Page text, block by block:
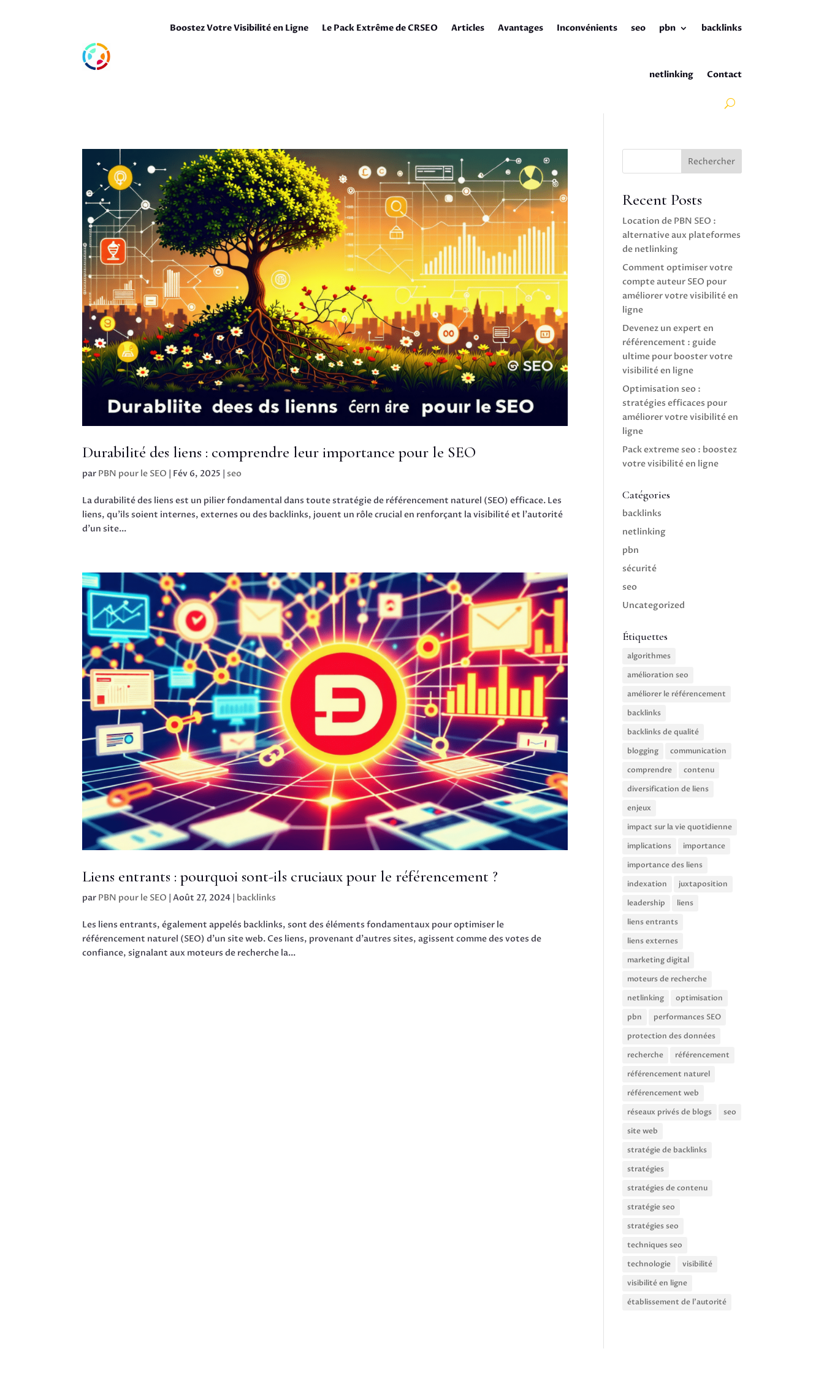
Boostez Votre Visibilité en Ligne Le Pack Extrême de CRSEO Articles Avantages Inconvénients seo pbn backlinks
netlinking Contact
Durabilité des liens : comprendre leur importance pour le SEO
par PBN pour le SEO Fév 6, 2025 |seo
La durabilité des liens est un pilier fondamental dans toute stratégie de référencement naturel (SEO) efficace. Les
liens, qu’ils soient internes, externes ou des backlinks, jouent un rôle crucial en renforçant la visibilité et l’autorité
d’un site...
Liens entrants : pourquoi sont-ils cruciaux pour le référencement ?
par PBN pour le SEO |Août 27, 2024 | backlinks
Les liens entrants, également appelés backlinks, sont des éléments fondamentaux pour optimiser le
référencement naturel (SEO) d’un site web. Ces liens, provenant d’autres sites, agissent comme des votes de
confiance, signalant aux moteurs de recherche la...
Rechercher
Recent Posts
Location de PBN SEO :
alternative aux plateformes
de netlinking
Comment optimiser votre
compte auteur SEO pour
améliorer votre visibilité en
ligne
Devenez un expert en
référencement : guide
ultime pour booster votre
visibilité en ligne
Optimisation seo :
stratégies efficaces pour
améliorer votre visibilité en
ligne
Pack extreme seo : boostez
votre visibilité en ligne
Catégories
backlinks
netlinking
pbn
sécurité
seo
Uncategorized
Étiquettes
algorithmes
amélioration seo
améliorer le référencement
backlinks
backlinks de qualité
blogging
communication
comprendre
contenu
diversification de liens
enjeux
impact sur la vie quotidienne
implications
importance
importance des liens
indexation
juxtaposition
leadership
liens
liens entrants
liens externes
marketing digital
moteurs de recherche
netlinking
optimisation
pbn
performances SEO
protection des données
recherche
référencement
référencement naturel
référencement web
réseaux privés de blogs
seo
site web
stratégie de backlinks
stratégies
stratégies de contenu
stratégie seo
stratégies seo
techniques seo
technologie
visibilité
visibilité en ligne
établissement de l'autorité